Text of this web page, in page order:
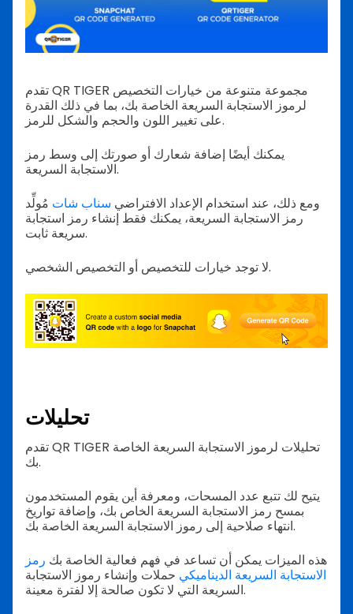
تقدم QR TIGER مجموعة متنوعة من خيارات التخصيص
لرموز الاستجابة السريعة الخاصة بك، بما في ذلك القدرة
على تغيير اللون والحجم والشكل للرمز.
يمكنك أيضًا إضافة شعارك أو صورتك إلى وسط رمز
الاستجابة السريعة.
ومع ذلك، عند استخدام الإعداد الافتراضي سناب شات مُولِّد
رمز الاستجابة السريعة، يمكنك فقط إنشاء رمز استجابة
سريعة ثابت.
لا توجد خيارات للتخصيص أو التخصيص الشخصي.
تحليلات
تقدم QR TIGER تحليلات لرموز الاستجابة السريعة الخاصة
بك.
يتيح لك تتبع عدد المسحات، ومعرفة أين يقوم المستخدمون
بمسح رمز الاستجابة السريعة الخاص بك، وإضافة تواريخ
انتهاء صلاحية إلى رموز الاستجابة السريعة الخاصة بك.
هذه الميزات يمكن أن تساعد في فهم فعالية الخاصة بك رمز
الاستجابة السريعة الديناميكي حملات وإنشاء رموز الاستجابة
السريعة التي لا تكون صالحة إلا لفترة معينة.